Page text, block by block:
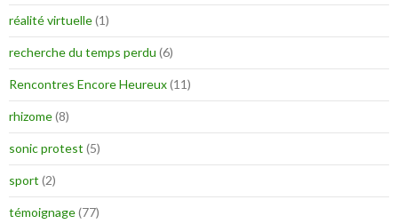
réalité virtuelle(1)
recherche du temps perdu (6)
Rencontres Encore Heureux(11)
rhizome(8)
sonic protest (5)
sport (2)
témoignage(77)